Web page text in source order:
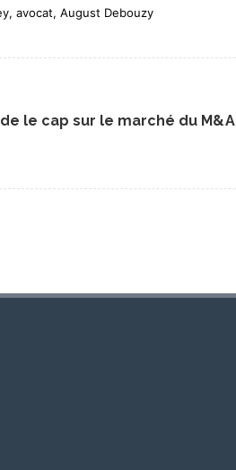
avocat, August Debouzy
le cap sur le marché du M&A